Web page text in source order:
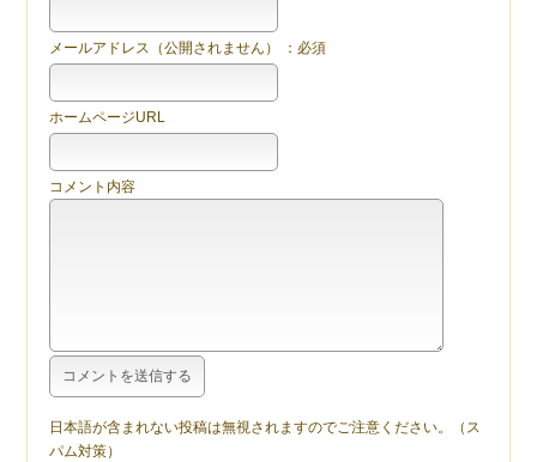
メールアドレス（公開されません） ：必須
ホームページURL
コメント内容
日本語が含まれない投稿は無視されますのでご注意ください。（ス
パム対策）